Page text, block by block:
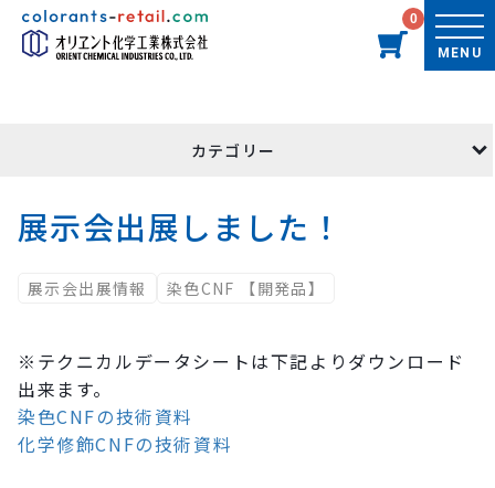
0
MENU
カテゴリー
展示会出展しました！
展示会出展しました！
展示会出展情報 染色CNF 【開発品】
※テクニカルデータシートは下記よりダウンロード
出来ます。
染色CNFの技術資料
化学修飾CNFの技術資料